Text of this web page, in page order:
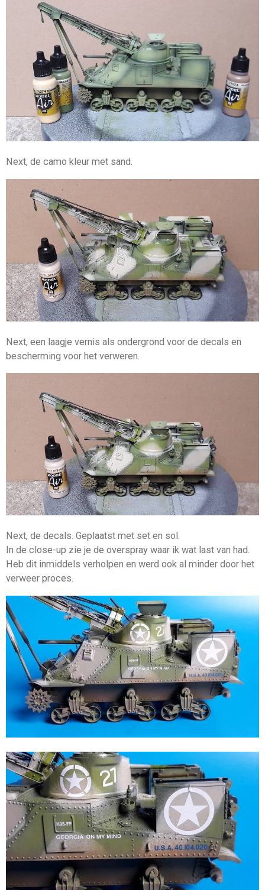
Next, de camo kleur met sand.
Next, een laagje vernis als ondergrond voor de decals en
bescherming voor het verweren.
Next, de decals. Geplaatst met set en sol.
In de close-up zie je de overspray waar ik wat last van had.
Heb dit inmiddels verholpen en werd ook al minder door het
verweer proces.